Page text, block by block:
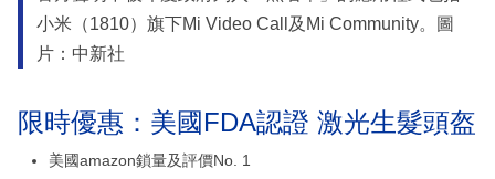
小米（1810）旗下Mi Video Call及Mi Community。圖
片：中新社
限時優惠：美國FDA認證 激光生髮頭盔
美國amazon鎖量及評價No. 1